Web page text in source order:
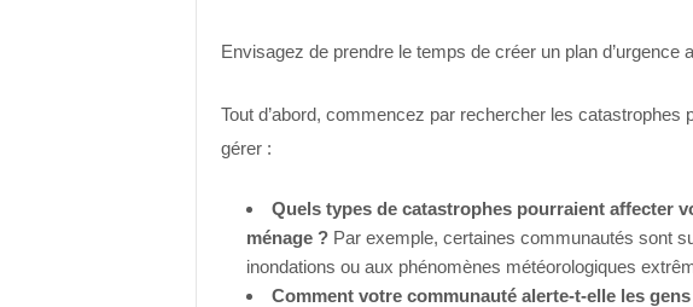
Envisagez de prendre le temps de créer un plan d’urgence
Tout d’abord, commencez par rechercher les catastrophes
gérer :
Quels types de catastrophes pourraient affecter
ménage ?Par exemple, certaines communautés sont
inondations ou aux phénomènes météorologiques
Comment votre communauté alerte-t-elle les